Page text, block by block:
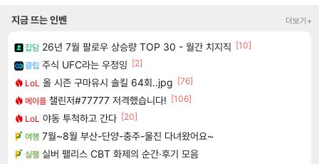
지금 뜨는 인벤 더보기+
잡담 26년 7월 팔로우 상승량 TOP 30 - 월간 치지직 [10]
클립 주식 UFC라는 우정잉 [2]
LoL 올 시즌 구마유시 솔킬 64회..jpg [76]
메이플 챌린저#77777 저격했습니다! [106]
LoL 야동 투척하고 간다 [20]
여행 7월~8월 부산-단양-충주-울진 다녀왔어요~
실팰 실버 팰리스 CBT 화제의 순간·후기 모음